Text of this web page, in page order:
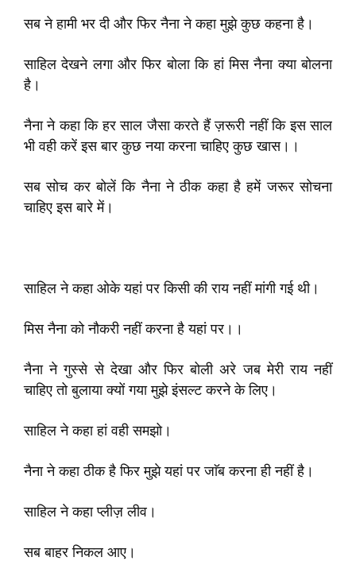
सब ने हामी भर दी और फिर नैना ने कहा मुझे कुछ कहना है।
साहिल देखने लगा और फिर बोला कि हां मिस नैना क्या बोलना
है।
नैना ने कहा कि हर साल जैसा करते हैं ज़रूरी नहीं कि इस साल
भी वही करें इस बार कुछ नया करना चाहिए कुछ खास।।
सब सोच कर बोलें कि नैना ने ठीक कहा है हमें जरूर सोचना
चाहिए इस बारे में।
साहिल ने कहा ओके यहां पर किसी की राय नहीं मांगी गई थी।
मिस नैना को नौकरी नहीं करना है यहां पर।।
नैना ने गुस्से से देखा और फिर बोली अरे जब मेरी राय नहीं
चाहिए तो बुलाया क्यों गया मुझे इंसल्ट करने के लिए।
साहिल ने कहा हां वही समझो।
नैना ने कहा ठीक है फिर मुझे यहां पर जाॅब करना ही नहीं है।
साहिल ने कहा प्लीज़ लीव।
सब बाहर निकल आए।